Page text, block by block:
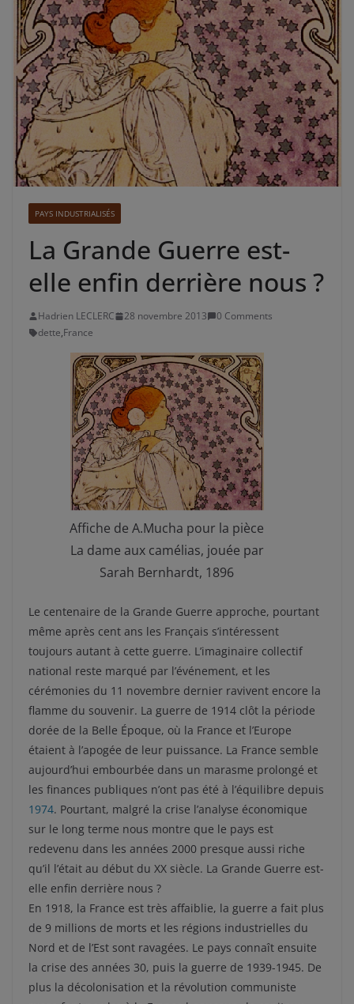
PAYS INDUSTRIALISÉS
La Grande Guerre est-
elle enfin derrière nous ?
Hadrien LECLERC 28 novembre 2013
0 Comments
dette,France
Affiche de A.Mucha pour la pièce
La dame aux camélias, jouée par
Sarah Bernhardt, 1896
Le centenaire de la Grande Guerre approche, pourtant
même après cent ans les Français s’intéressent
toujours autant à cette guerre. L’imaginaire collectif
national reste marqué par l’événement, et les
cérémonies du 11 novembre dernier ravivent encore la
flamme du souvenir. La guerre de 1914 clôt la période
dorée de la Belle Époque, où la France et l’Europe
étaient à l’apogée de leur puissance. La France semble
aujourd’hui embourbée dans un marasme prolongé et
les finances publiques n’ont pas été à l’équilibre depuis
1974. Pourtant, malgré la crise l’analyse économique
sur le long terme nous montre que le pays est
redevenu dans les années 2000 presque aussi riche
qu’il l’était au début du XX siècle. La Grande Guerre est-
elle enfin derrière nous ?
En 1918, la France est très affaiblie, la guerre a fait plus
de 9 millions de morts et les régions industrielles du
Nord et de l’Est sont ravagées. Le pays connaît ensuite
la crise des années 30, puis la guerre de 1939-1945. De
plus la décolonisation et la révolution communiste